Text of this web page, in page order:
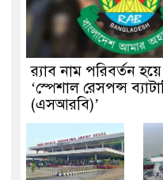
র‌্যাব নাম পরিবর্তন
‘স্পেশাল রেসপন্স
(এসআরবি)’